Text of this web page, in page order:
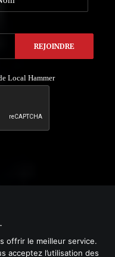
Local Hammer
offrir le meilleur service.
acceptez l’utilisation des